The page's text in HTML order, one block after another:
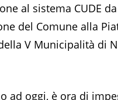
al sistema CUDE
del Comune alla
V Municipalità di
ad oggi, è ora di